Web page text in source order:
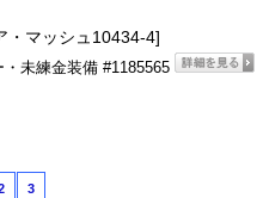
・マッシュ10434-4]
未練金装備 #1185565
3